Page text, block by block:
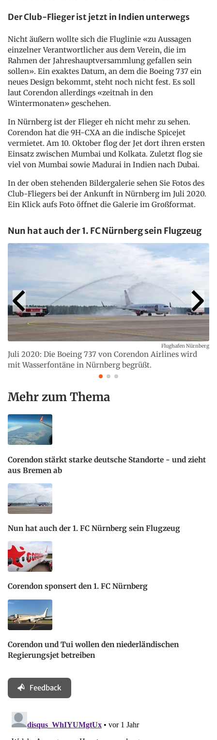
Der Club-Flieger ist jetzt in Indien unterwegs
Nicht äußern wollte sich die Fluglinie «zu Aussagen
einzelner Verantwortlicher aus dem Verein, die im
Rahmen der Jahreshauptversammlung gefallen sein
sollen». Ein exaktes Datum, an dem die Boeing 737 ein
neues Design bekommt, steht noch nicht fest. Es soll
laut Corendon allerdings «zeitnah in den
Wintermonaten» geschehen.
In Nürnberg ist der Flieger eh nicht mehr zu sehen.
Corendon hat die 9H-CXA an die indische Spicejet
vermietet. Am 10. Oktober flog der Jet dort ihren ersten
Einsatz zwischen Mumbai und Kolkata. Zuletzt flog sie
viel von Mumbai sowie Madurai in Indien nach Dubai.
In der oben stehenden Bildergalerie sehen Sie Fotos des
Club-Fliegers bei der Ankunft in Nürnberg im Juli 2020.
Ein Klick aufs Foto öffnet die Galerie im Großformat.
Nun hat auch der 1. FC Nürnberg sein Flugzeug
Juli 2020: Die Boeing 737 von Corendon Airlines wird
mit Wasserfontäne in Nürnberg begrüßt.
Flughafen Nürnberg
Mehr zum Thema
Corendon stärkt starke deutsche Standorte - und zieht
aus Bremen ab
Nun hat auch der 1. FC Nürnberg sein Flugzeug
Corendon sponsert den 1. FC Nürnberg
Corendon und Tui wollen den niederländischen
Regierungsjet betreiben
Feedback